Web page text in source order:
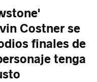
Costner se
finales de
tenga